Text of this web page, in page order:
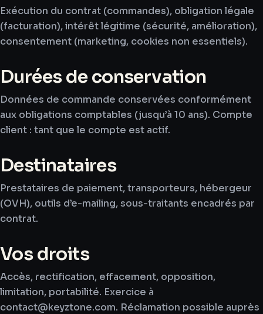
Exécution du contrat (commandes), obligation légale
(facturation), intérêt légitime (sécurité, amélioration),
consentement (marketing, cookies non essentiels).
Durées de conservation
Données de commande conservées conformément
aux obligations comptables (jusqu’à 10 ans). Compte
client : tant que le compte est actif.
Destinataires
Prestataires de paiement, transporteurs, hébergeur
(OVH), outils d’e-mailing, sous-traitants encadrés par
contrat.
Vos droits
Accès, rectification, effacement, opposition,
limitation, portabilité. Exercice à
contact@keyztone.com. Réclamation possible auprès